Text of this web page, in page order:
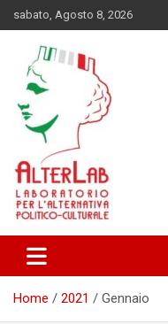
to
content
sabato, Agosto 8, 2026
AlterLab
Home 2021 Gennaio